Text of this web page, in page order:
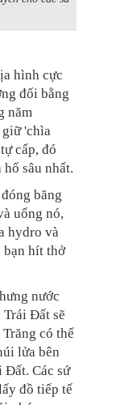
hình cực
đối bằng
năm
giữ 'chìa
cấp, đó
sâu nhất.
băng
uống nó,
hydro và
bạn hít thở
nước
Đất sẽ
có thể
lửa bên
Đất. Các sứ
đồ tiếp tế